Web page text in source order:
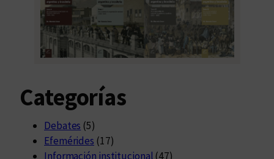
Categorías
Debates (5)
Efemérides (17)
Información institucional (47)